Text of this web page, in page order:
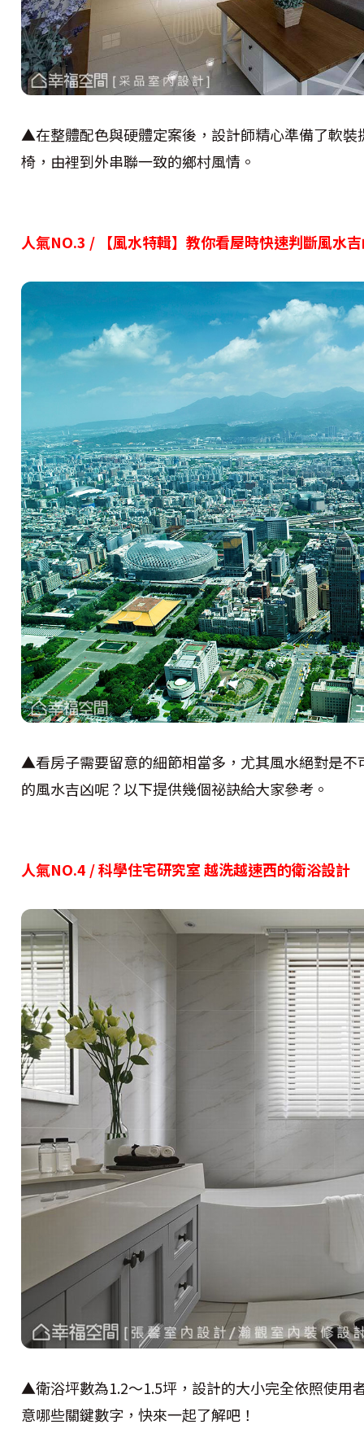
▲在整體配色與硬體定案後，設計師精心準備了軟
椅，由裡到外串聯一致的鄉村風情。
人氣NO.3 / 【風水特輯】教你看屋時快速判斷風水
▲看房子需要留意的細節相當多，尤其風水絕對是
的風水吉凶呢？以下提供幾個祕訣給大家參考。
人氣NO.4 / 科學住宅研究室 越洗越速西的衛浴設計
▲衛浴坪數為1.2～1.5坪，設計的大小完全依照使用
意哪些關鍵數字，快來一起了解吧！